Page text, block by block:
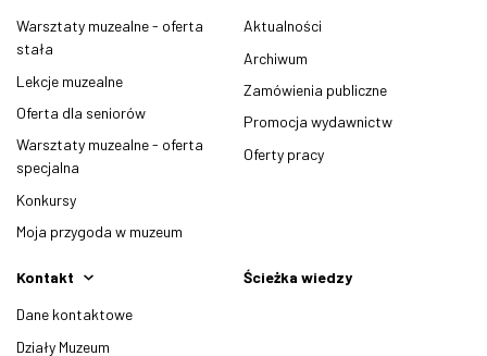
Warsztaty muzealne - oferta
stała
Lekcje muzealne
Oferta dla seniorów
Warsztaty muzealne - oferta
specjalna
Konkursy
Moja przygoda w muzeum
Aktualności
Archiwum
Zamówienia publiczne
Promocja wydawnictw
Oferty pracy
Kontakt
Dane kontaktowe
Działy Muzeum
Ścieżka wiedzy